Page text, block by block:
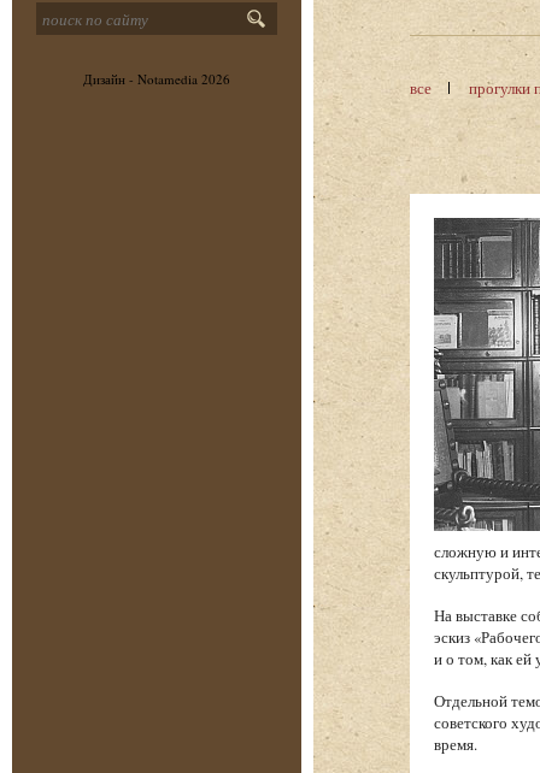
Дизайн - Notamedia 2026 все прогулки
сложную и
скульптурой,
На выставке
эскиз
и о том, как ей
Отдельной
советского
время.